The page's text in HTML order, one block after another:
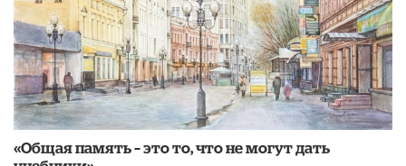
«Общая память – это то, что не могут дать